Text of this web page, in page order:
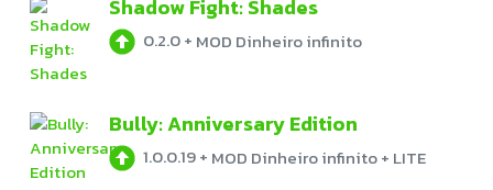
Shadow Fight: Shades
0.2.0+ MOD Dinheiro infinito
Bully: Anniversary Edition
1.0.0.19+ MOD Dinheiro infinito + LITE